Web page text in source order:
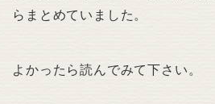
らまとめていました。
よかったら読んでみて下さい。